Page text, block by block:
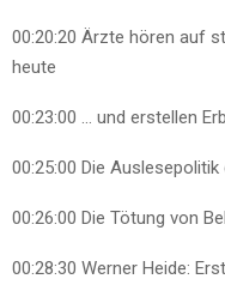
00:20:20 Ärzte hören auf
heute
00:23:00 … und erstellen
00:25:00 Die Auslesepolitik
00:26:00 Die Tötung von
00:28:30 Werner Heide: